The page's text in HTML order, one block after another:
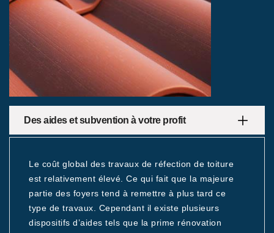
Des aides et subvention à votre profit
Le coût global des travaux de réfection de toiture
est relativement élevé. Ce qui fait que la majeure
partie des foyers tend à remettre à plus tard ce
type de travaux. Cependant il existe plusieurs
dispositifs d’aides tels que la prime rénovation